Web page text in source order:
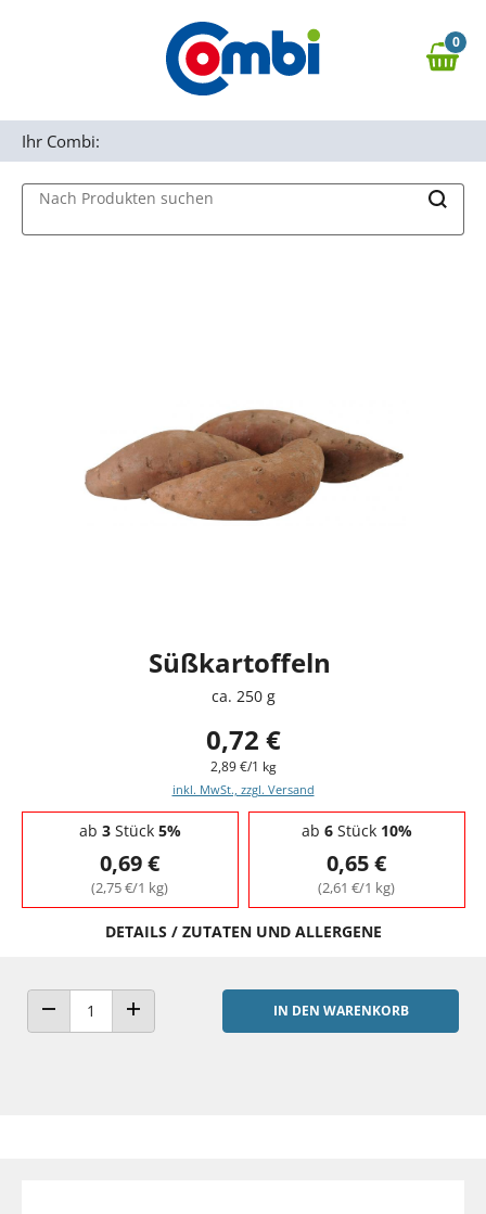
Zur Navigation springen
0,00 €
0
Nach Produkten suchen
Ihr Combi:
Süßkartoffeln
ca. 250 g
0,72 €
2,89 €/1 kg
inkl. MwSt., zzgl. Versand
Staffelpreise - Mengenrabatt
ab 3Stück 5%
0,69 €
(2,75 €/1 kg)
ab 6Stück 10%
0,65 €
(2,61 €/1 kg)
DETAILS / ZUTATEN UND ALLERGENE
ANZAHL VERRINGERNANZAHL ERHÖHEN
IN DEN WARENKORB